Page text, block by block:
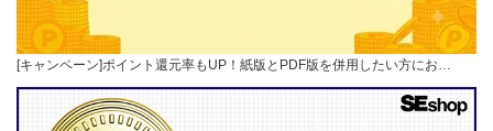
[キャンペーン]ポイント還元率もUP！紙版とPDF版を併用したい方にお…